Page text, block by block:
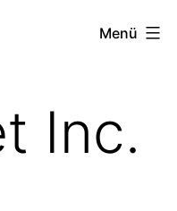
Menü
Inc.